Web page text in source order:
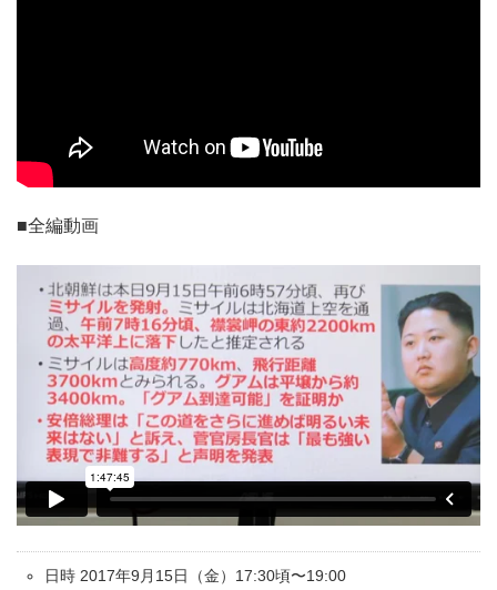
■全編動画
日時 2017年9月15日（金）17:30頃〜19:00